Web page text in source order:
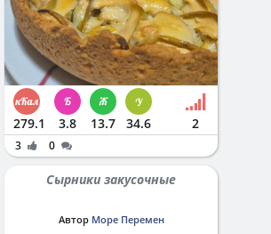
279.1 3.8 13.7 34.6 2
3 0
Сырники закусочные
Автор Море Перемен